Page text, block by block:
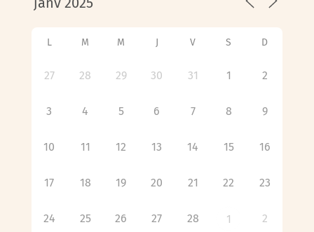
L M M J V S D
27 28 29 30 31 1 2
3 4 5 6 7 8 9
10 11 12 13 14 15 16
17 18 19 20 21 22 23
24 25 26 27 28 1 2